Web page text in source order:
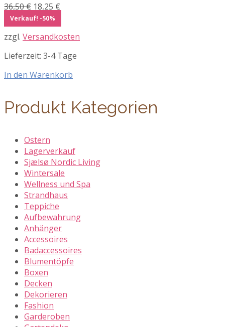
36,50€ Ursprünglicher
Preis
war:
36,50 €
18,25 €
ist:
18,25 €.
Verkauf! -50%
zzgl. Versandkosten
Lieferzeit: 3-4 Tage
In den Warenkorb
Produkt Kategorien
Ostern
Lagerverkauf
Sjælsø Nordic Living
Wintersale
Wellness und Spa
Strandhaus
Teppiche
Aufbewahrung
Anhänger
Accessoires
Badaccessoires
Blumentöpfe
Boxen
Decken
Dekorieren
Fashion
Garderoben